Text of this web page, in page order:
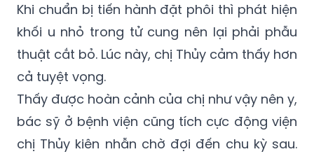
Khi chuẩn bị tiến hành đặt phôi thì phát hiện
khối u nhỏ trong tử cung nên lại phải phẫu
thuật cắt bỏ. Lúc này, chị Thủy cảm thấy hơn
cả tuyệt vọng.
Thấy được hoàn cảnh của chị như vậy nên y,
bác sỹ ở bệnh viện cũng tích cực động viện
chị Thủy kiên nhẫn chờ đợi đến chu kỳ sau.